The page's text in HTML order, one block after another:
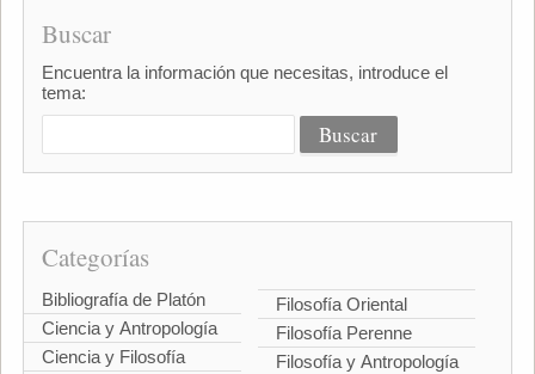
Buscar
Encuentra la información que necesitas, introduce el
tema:
Categorías
Bibliografía de Platón
Ciencia y Antropología
Ciencia y Filosofía
Filosofía Oriental
Filosofía Perenne
Filosofía y Antropología